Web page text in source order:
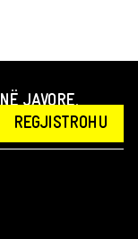
JAVORE.
REGJISTROHU